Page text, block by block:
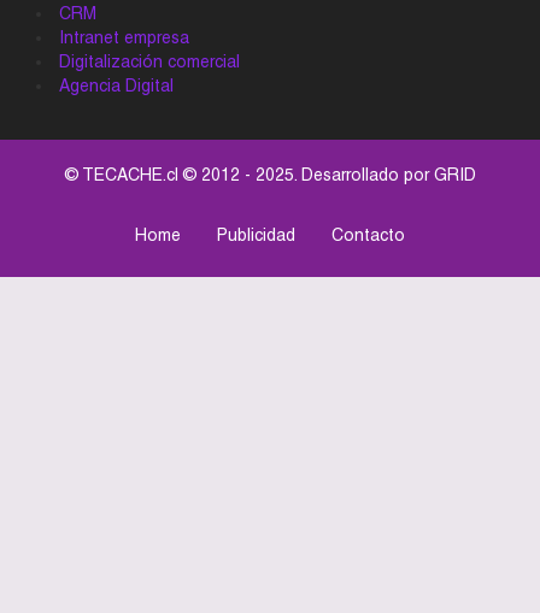
CRM
Intranet empresa
Digitalización comercial
Agencia Digital
© TECACHE.cl © 2012 - 2025. Desarrollado porGRID
Home Publicidad Contacto